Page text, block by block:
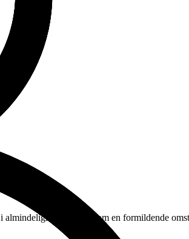
almindelighed skal ses som en formildende